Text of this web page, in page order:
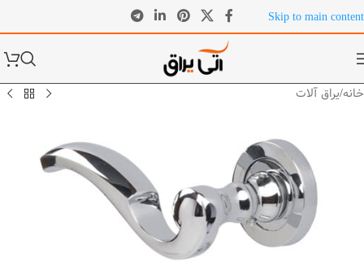
Skip to main content
خانه/یراق آلات